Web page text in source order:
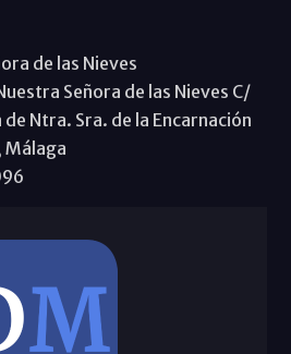
de las Nieves
Señora de las Nieves C/
Ntra. Sra. de la Encarnación
Málaga